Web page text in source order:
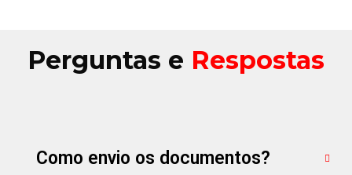
Perguntas e Respostas
Como envio os documentos?